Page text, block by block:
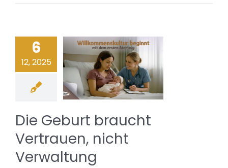
6
12, 2025
Die Geburt braucht
Vertrauen, nicht
Verwaltung